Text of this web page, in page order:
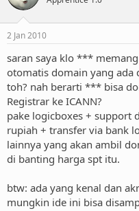
2 Jan 2010
saran saya klo ***
otomatis domain yang ada
toh? nah berarti *** bisa
Registrar ke ICANN?
pake logicboxes + support
rupiah + transfer via bank
lainnya yang akan ambil
di banting harga spt itu.
btw: ada yang kenal dan
mungkin ide ini bisa